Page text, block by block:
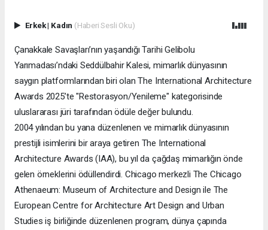
Erkek| Kadın (Haberi Sesli Oku)
Çanakkale Savaşları’nın yaşandığı Tarihi Gelibolu
Yarımadası’ndaki Seddülbahir Kalesi, mimarlık dünyasının
saygın platformlarından biri olan The International Architecture
Awards 2025’te "Restorasyon/Yenileme" kategorisinde
uluslararası jüri tarafından ödüle değer bulundu.
2004 yılından bu yana düzenlenen ve mimarlık dünyasının
prestijli isimlerini bir araya getiren The International
Architecture Awards (IAA), bu yıl da çağdaş mimarlığın önde
gelen örneklerini ödüllendirdi. Chicago merkezli The Chicago
Athenaeum: Museum of Architecture and Design ile The
European Centre for Architecture Art Design and Urban
Studies iş birliğinde düzenlenen program, dünya çapında